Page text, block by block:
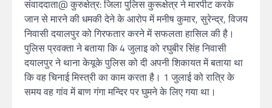
संवाददाता@ कुरुक्षेत्र: जिला पुलिस कुरूक्षेत्र ने मारपीट करके
जान से मारने की धमकी देने के आरोप में मनीष कुमार, सुरेन्द्र, विजय
निवासी दयालपुर को गिरफतार करने में सफलता हासिल की है।
पुलिस प्रवक्ता ने बताया कि 4 जुलाइ को रघुबीर सिंह निवासी
दयालपुर ने थाना केयूके पुलिस को दी अपनी शिकायत में बताया था
कि वह चिनाई मिस्त्री का काम करता है। 1 जुलाई को रात्रि के
समय वह गांव में बाण गंगा मन्दिर पर घुमने के लिए गया था।